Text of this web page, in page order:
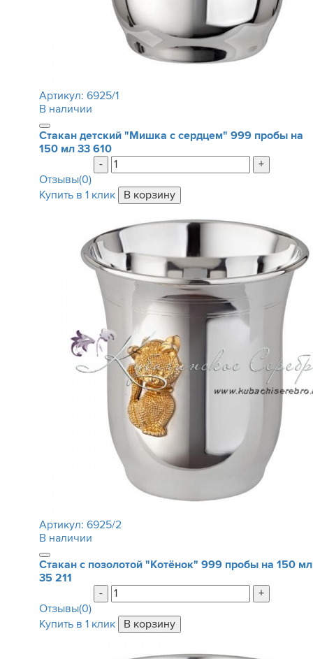
Артикул: 6925/1
В наличии
Стакан детский "Мишка с сердцем" 999 пробы на
150 мл 33 610
-
+
Отзывы(0)
Купить в 1 клик
Артикул: 6925/2
В наличии
Стакан с позолотой "Котёнок" 999 пробы на 150 мл
35 211
-
+
Отзывы(0)
Купить в 1 клик